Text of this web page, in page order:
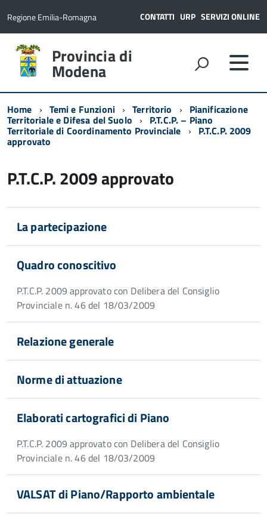
Regione Emilia-Romagna CONTATTI URP SERVIZI ONLINE
Provincia di
Modena
Home Temi e Funzioni Territorio Pianificazione
Territoriale e Difesa del Suolo P.T.C.P. – Piano
Territoriale di Coordinamento Provinciale P.T.C.P. 2009
approvato
P.T.C.P. 2009 approvato
La partecipazione
Quadro conoscitivo
P.T.C.P. 2009 approvato con Delibera del Consiglio
Provinciale n. 46 del 18/03/2009
Relazione generale
Norme di attuazione
Elaborati cartografici di Piano
P.T.C.P. 2009 approvato con Delibera del Consiglio
Provinciale n. 46 del 18/03/2009
VALSAT di Piano/Rapporto ambientale